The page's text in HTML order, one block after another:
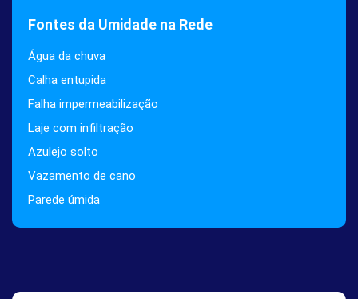
Fontes da Umidade na Rede
Água da chuva
Calha entupida
Falha impermeabilização
Laje com infiltração
Azulejo solto
Vazamento de cano
Parede úmida